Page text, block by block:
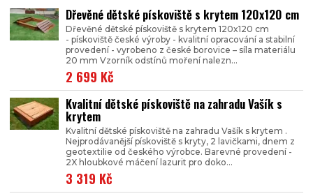
Dřevěné dětské pískoviště s krytem 120x120 cm
Dřevěné dětské pískoviště s krytem 120x120 cm
- pískoviště české výroby - kvalitní opracování a stabilní
provedení - vyrobeno z české borovice – síla materiálu
20 mm Vzorník odstínů moření nalezn...
2 699 Kč
Kvalitní dětské pískoviště na zahradu Vašík s
krytem
Kvalitní dětské pískoviště na zahradu Vašík s krytem .
Nejprodávanější pískoviště s kryty, 2 lavičkami, dnem z
geotextilie od českého výrobce. Barevné provedení -
2X hloubkové máčení lazurit pro doko...
3 319 Kč